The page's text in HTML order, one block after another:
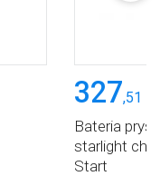
327,51
Bateria
starlight
Start